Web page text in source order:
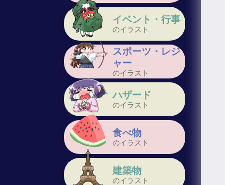
イベント・行事
のイラスト
スポーツ・レジ
ャー
のイラスト
ハザード
のイラスト
食べ物
のイラスト
建築物
のイラスト